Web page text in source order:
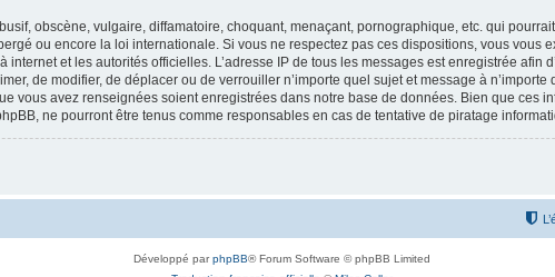
obscène, vulgaire, diffamatoire, choquant, menaçant, pornographique, etc. qui
ou encore la loi internationale. Si vous ne respectez pas ces dispositions, vous vous
internet et les autorités officielles. L’adresse IP de tous les messages est enregistrée afin
de modifier, de déplacer ou de verrouiller n’importe quel sujet et message à
vous avez renseignées soient enregistrées dans notre base de données. Bien que ces
ne pourront être tenus comme responsables en cas de tentative de piratage
Développé parphpBB® Forum Software © phpBB Limited